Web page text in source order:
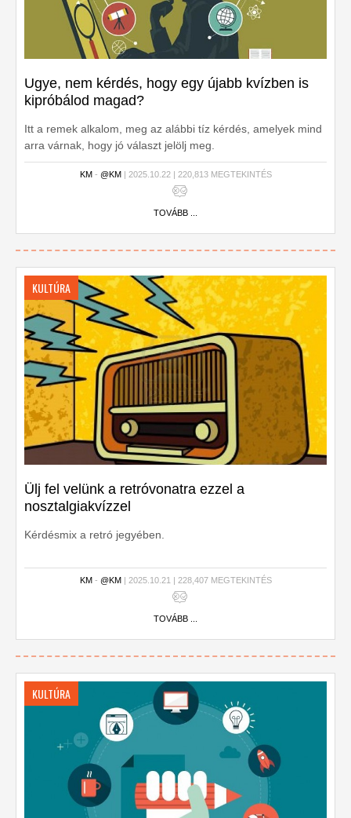
Ugye, nem kérdés, hogy egy újabb kvízben is
kipróbálod magad?
Itt a remek alkalom, meg az alábbi tíz kérdés, amelyek mind
arra várnak, hogy jó választ jelölj meg.
KM- @KM| 2025.10.22 | 220,813 MEGTEKINTÉS
TOVÁBB ...
KULTÚRA
Ülj fel velünk a retróvonatra ezzel a
nosztalgiakvízzel
Kérdésmix a retró jegyében.
KM- @KM| 2025.10.21 | 228,407 MEGTEKINTÉS
TOVÁBB ...
KULTÚRA